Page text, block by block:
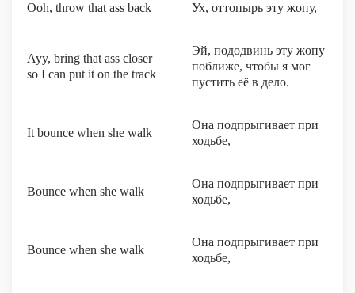
Ooh, throw that ass back Ух, оттопырь эту жопу,
Ayy, bring that ass closer
so I can put it on the track
Эй, пододвинь эту жопу
поближе, чтобы я мог
пустить её в дело.
It bounce when she walk
Она подпрыгивает при
ходьбе,
Bounce when she walk
Она подпрыгивает при
ходьбе,
Bounce when she walk
Она подпрыгивает при
ходьбе,